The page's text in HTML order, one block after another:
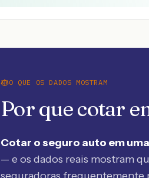
O QUE OS DADOS MOSTRAM
Por que cotar
Cotar o seguro auto em
— e os dados reais mostram